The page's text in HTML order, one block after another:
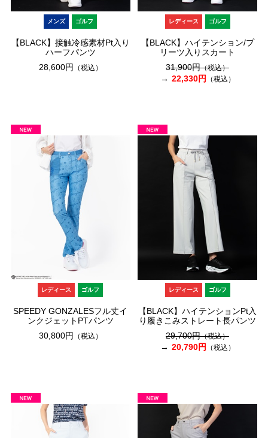
メンズ ゴルフ
【BLACK】接触冷感素材Pt入り
ハーフパンツ
28,600円
（税込）
レディース ゴルフ
【BLACK】ハイテンション/プ
リーツ入りスカート
31,900円（税込）
22,330円 （税込）
レディース ゴルフ
SPEEDY GONZALESフル丈イ
ンクジェットPTパンツ
30,800円
（税込）
レディース ゴルフ
【BLACK】ハイテンションPt入
り履きこみストレート長パンツ
29,700円（税込）
20,790円 （税込）